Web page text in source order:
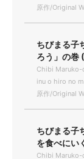
原作/Original
ちびまる
ろう」の巻
Chibi Maruko-
inu o hiro no
原作/Original
ちびまる
を食べにい
Chibi Maruko-